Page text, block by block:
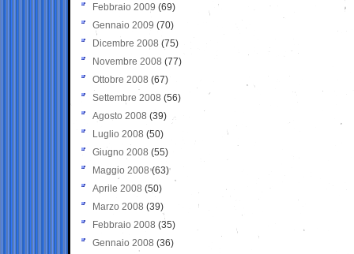
Febbraio 2009 (69)
Gennaio 2009 (70)
Dicembre 2008 (75)
Novembre 2008 (77)
Ottobre 2008 (67)
Settembre 2008 (56)
Agosto 2008 (39)
Luglio 2008 (50)
Giugno 2008 (55)
Maggio 2008(63)
Aprile 2008 (50)
Marzo 2008 (39)
Febbraio 2008 (35)
Gennaio 2008 (36)